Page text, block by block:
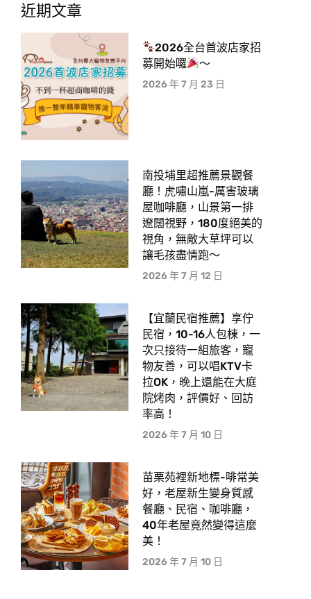
近期文章
2026全台首波店家招
募開始囉
～
2026 年 7 月 23 日
南投埔里超推薦景觀餐
廳！虎嘯山嵐-厲害玻璃
屋咖啡廳，山景第一排
遼闊視野，180度絕美的
視角，無敵大草坪可以
讓毛孩盡情跑〜
2026 年 7 月 12 日
【宜蘭民宿推薦】享佇
民宿，10-16人包棟，一
次只接待一組旅客，寵
物友善，可以唱KTV卡
拉OK，晚上還能在大庭
院烤肉，評價好、回訪
率高！
2026 年 7 月 10 日
苗栗苑裡新地標-啡常美
好，老屋新生變身質感
餐廳、民宿、咖啡廳，
40年老屋竟然變得這麼
美！
2026 年 7 月 10 日